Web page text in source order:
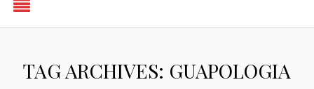
TAG ARCHIVES: GUAPOLOGIA